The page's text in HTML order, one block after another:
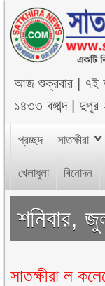
আজশুক্রবার ৭ই
১৪৩৩ বঙ্গাব্দ|দুপুর
প্রচ্ছদ সাতক্ষীরা
খেলাধুলা বিনোদন
শনিবার,
সাতক্ষীরা ল